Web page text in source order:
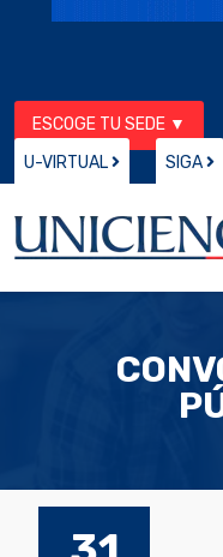
ESCOGE TU SEDE ▼
U-VIRTUAL
SIGA